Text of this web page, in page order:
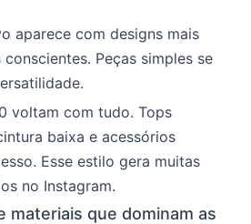
aparece com designs mais
Peças simples se
voltam com tudo. Tops
baixa e acessórios
Esse estilo gera muitas
no Instagram.
materiais que dominam as